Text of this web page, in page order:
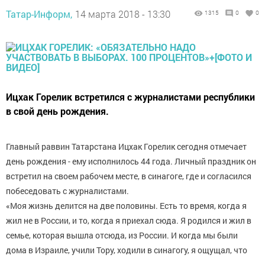
Татар-Информ, 14 марта 2018 - 13:30 1315 0 0
Ицхак Горелик встретился с журналистами республики
в свой день рождения.
Главный раввин Татарстана Ицхак Горелик сегодня отмечает
день рождения - ему исполнилось 44 года. Личный праздник он
встретил на своем рабочем месте, в синагоге, где и согласился
побеседовать с журналистами.
«Моя жизнь делится на две половины. Есть то время, когда я
жил не в России, и то, когда я приехал сюда. Я родился и жил в
семье, которая вышла отсюда, из России. И когда мы были
дома в Израиле, учили Тору, ходили в синагогу, я ощущал, что